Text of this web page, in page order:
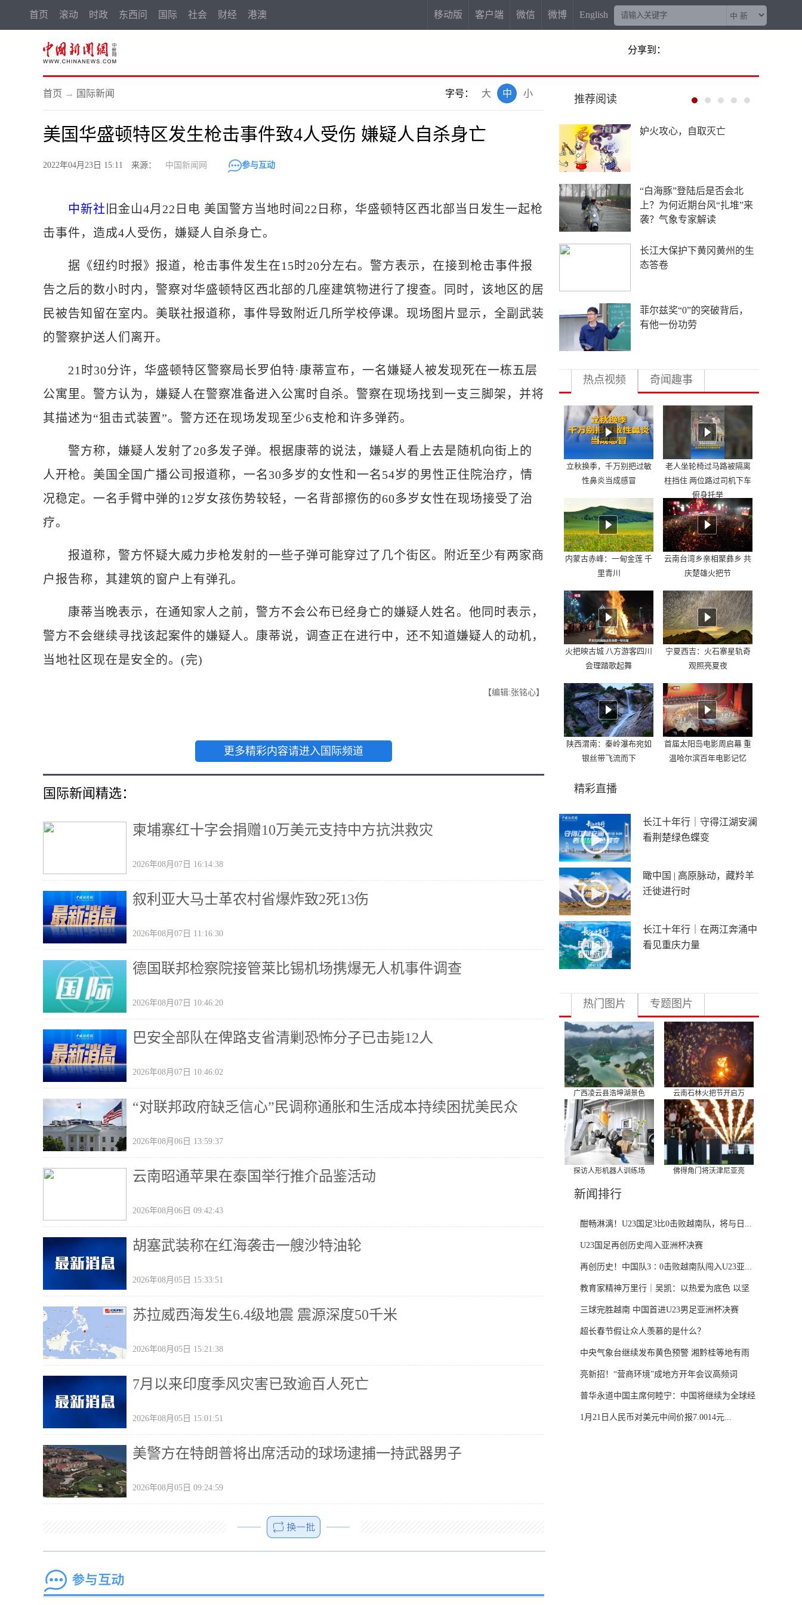
首页 滚动 时政 东西问 国际 社会 财经 港澳 移动版 客户端 微信 微博 English
分享到：
首页 → 国际新闻 字号： 小
中
大
美国华盛顿特区发生枪击事件致4人受伤 嫌疑人自杀身亡
2022年04月23日 15:11 来源： 中国新闻网 参与互动
中新社 旧金山4月22日电 美国警方当地时间22日称，华盛顿特区西北部当日发生一起枪
击事件，造成4人受伤，嫌疑人自杀身亡。
据《纽约时报》报道，枪击事件发生在15时20分左右。警方表示，在接到枪击事件报
告之后的数小时内，警察对华盛顿特区西北部的几座建筑物进行了搜查。同时，该地区的居
民被告知留在室内。美联社报道称，事件导致附近几所学校停课。现场图片显示，全副武装
的警察护送人们离开。
21时30分许，华盛顿特区警察局长罗伯特·康蒂宣布，一名嫌疑人被发现死在一栋五层
公寓里。警方认为，嫌疑人在警察准备进入公寓时自杀。警察在现场找到一支三脚架，并将
其描述为“狙击式装置”。警方还在现场发现至少6支枪和许多弹药。
警方称，嫌疑人发射了20多发子弹。根据康蒂的说法，嫌疑人看上去是随机向街上的
人开枪。美国全国广播公司报道称，一名30多岁的女性和一名54岁的男性正住院治疗，情
况稳定。一名手臂中弹的12岁女孩伤势较轻，一名背部擦伤的60多岁女性在现场接受了治
疗。
报道称，警方怀疑大威力步枪发射的一些子弹可能穿过了几个街区。附近至少有两家商
户报告称，其建筑的窗户上有弹孔。
康蒂当晚表示，在通知家人之前，警方不会公布已经身亡的嫌疑人姓名。他同时表示，
警方不会继续寻找该起案件的嫌疑人。康蒂说，调查正在进行中，还不知道嫌疑人的动机，
当地社区现在是安全的。(完)
【编辑:张铭心】
更多精彩内容请进入国际频道
国际新闻精选：
柬埔寨红十字会捐赠10万美元支持中方抗洪救灾
2026年08月07日 16:14:38
叙利亚大马士革农村省爆炸致2死13伤
2026年08月07日 11:16:30
德国联邦检察院接管莱比锡机场携爆无人机事件调查
2026年08月07日 10:46:20
巴安全部队在俾路支省清剿恐怖分子已击毙12人
2026年08月07日 10:46:02
“对联邦政府缺乏信心”民调称通胀和生活成本持续困扰美民众
2026年08月06日 13:59:37
云南昭通苹果在泰国举行推介品鉴活动
2026年08月06日 09:42:43
胡塞武装称在红海袭击一艘沙特油轮
2026年08月05日 15:33:51
苏拉威西海发生6.4级地震 震源深度50千米
2026年08月05日 15:21:38
7月以来印度季风灾害已致逾百人死亡
2026年08月05日 15:01:51
美警方在特朗普将出席活动的球场逮捕一持武器男子
2026年08月05日 09:24:59
推荐阅读
“梅姨案”被拐儿童父亲申军
China Travel又换“三件套”：
外国游客从观众变玩家
4年要让无人机增产80倍，
日本为何急不可耐？
多地向县放权 激活发展一
池春水
热点视频 奇闻趣事
立秋换季，千万别把过敏
性鼻炎当成感冒
老人坐轮椅过马路被隔离
柱挡住 两位路过司机下车
俯身托举
内蒙古赤峰：一甸金莲 千
里青川
云南台湾乡亲相聚彝乡 共
庆楚雄火把节
火把映古城 八方游客四川
会理踏歌起舞
宁夏西吉：火石寨星轨奇
观照亮夏夜
陕西渭南：秦岭瀑布宛如
银丝带飞流而下
首届太阳岛电影周启幕 重
温哈尔滨百年电影记忆
精彩直播
长江十年行｜守得江湖安澜
看荆楚绿色蝶变
瞰中国 | 高原脉动，藏羚羊
迁徙进行时
长江十年行｜在两江奔涌中
看见重庆力量
热门图片 专题图片
广西凌云县浩坤湖景色 云南石林火把节开启万
探访人形机器人训练场 佛得角门将沃津尼亚亮
新闻排行
酣畅淋漓！U23国足3比0击败越南队，将与日...
U23国足再创历史闯入亚洲杯决赛
再创历史！中国队3∶0击败越南队闯入U23亚...
教育家精神万里行｜吴凯：以热爱为底色 以坚
守...
三球完胜越南 中国首进U23男足亚洲杯决赛
超长春节假让众人羡慕的是什么？
中央气象台继续发布黄色预警 湘黔桂等地有雨
雪...
亮新招！“营商环境”成地方开年会议高频词
普华永道中国主席何睦宁：中国将继续为全球经
济...
1月21日人民币对美元中间价报7.0014元...